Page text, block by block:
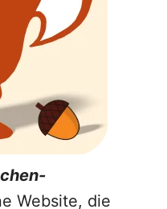
Website, die